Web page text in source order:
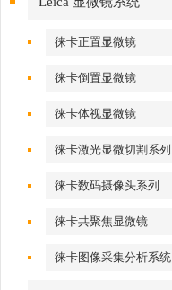
徕卡正置显微镜
徕卡倒置显微镜
徕卡体视显微镜
徕卡激光显微切割系列
徕卡数码摄像头系列
徕卡共聚焦显微镜
徕卡图像采集分析系统